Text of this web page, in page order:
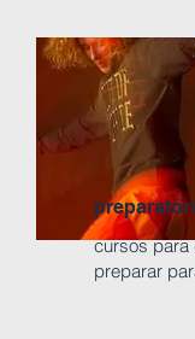
cursos para
preparar